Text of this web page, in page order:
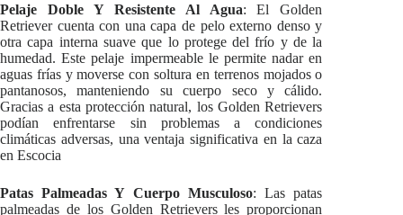
Pelaje Doble Y Resistente Al Agua: El Golden
Retriever cuenta con una capa de pelo externo denso y
otra capa interna suave que lo protege del frío y de la
humedad. Este pelaje impermeable le permite nadar en
aguas frías y moverse con soltura en terrenos mojados o
pantanosos, manteniendo su cuerpo seco y cálido.
Gracias a esta protección natural, los Golden Retrievers
podían enfrentarse sin problemas a condiciones
climáticas adversas, una ventaja significativa en la caza
en Escocia
Patas Palmeadas Y Cuerpo Musculoso: Las patas
palmeadas de los Golden Retrievers les proporcionan